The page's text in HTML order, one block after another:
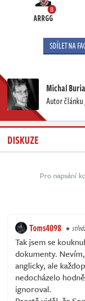
8
ARRGG
SDÍLET NA
Michal
Autor
DISKUZE
Pro napsání
Toms4098
Tak jsem se
dokumenty.
anglicky, ale
nedocházelo
ignoroval.